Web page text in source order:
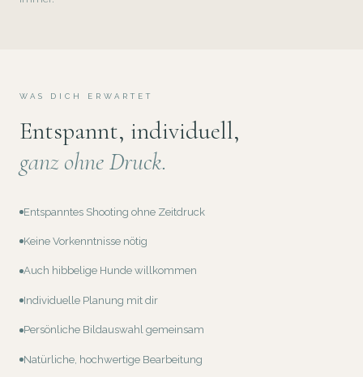
WAS DICH ERWARTET
Entspannt, individuell,
ganz ohne Druck.
Entspanntes Shooting ohne Zeitdruck
Keine Vorkenntnisse nötig
Auch hibbelige Hunde willkommen
Individuelle Planung mit dir
Persönliche Bildauswahl gemeinsam
Natürliche, hochwertige Bearbeitung